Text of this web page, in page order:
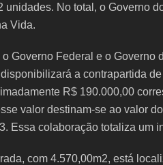
unidades. No total, o Governo
Vida.
Governo Federal e o Governo
a contrapartida
R$ 190.000,00
valor destinam-se ao valor
Essa colaboração totaliza um
com 4.570,00m2, está